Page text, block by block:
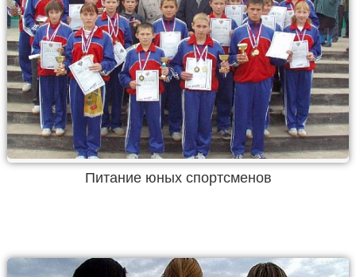
Питание юных спортсменов